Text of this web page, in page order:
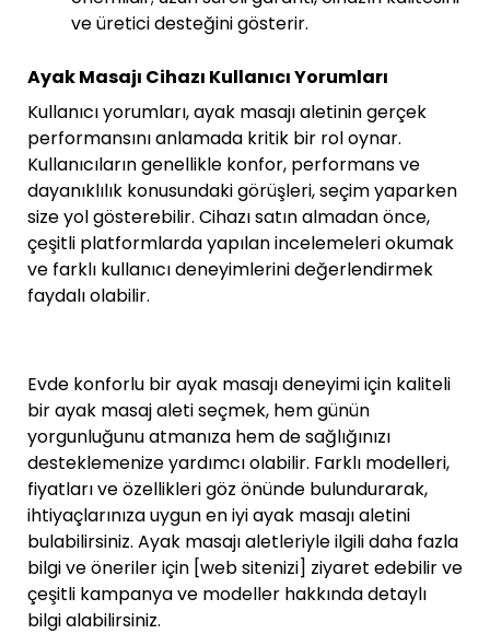
ve üretici desteğini gösterir.
Ayak Masajı Cihazı Kullanıcı Yorumları
Kullanıcı yorumları, ayak masajı aletinin gerçek
performansını anlamada kritik bir rol oynar.
Kullanıcıların genellikle konfor, performans ve
dayanıklılık konusundaki görüşleri, seçim yaparken
size yol gösterebilir. Cihazı satın almadan önce,
çeşitli platformlarda yapılan incelemeleri okumak
ve farklı kullanıcı deneyimlerini değerlendirmek
faydalı olabilir.
Evde konforlu bir ayak masajı deneyimi için kaliteli
bir ayak masaj aleti seçmek, hem günün
yorgunluğunu atmanıza hem de sağlığınızı
desteklemenize yardımcı olabilir. Farklı modelleri,
fiyatları ve özellikleri göz önünde bulundurarak,
ihtiyaçlarınıza uygun en iyi ayak masajı aletini
bulabilirsiniz. Ayak masajı aletleriyle ilgili daha fazla
bilgi ve öneriler için [web sitenizi] ziyaret edebilir ve
çeşitli kampanya ve modeller hakkında detaylı
bilgi alabilirsiniz.